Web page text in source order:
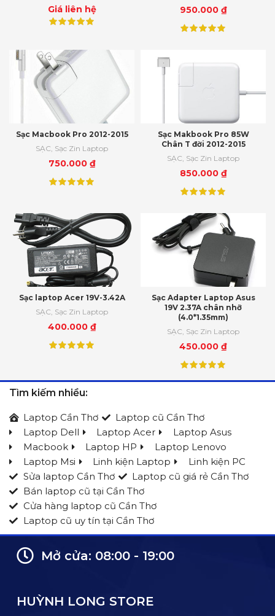
Giá liên hệ 950.000 ₫
Sạc Macbook Pro 2012-2015
SẠC Sạc Zin Laptop
750.000 ₫
Sạc Makbook Pro 85W
Chân T đời 2012-2015
SẠC Sạc Zin Laptop
850.000 ₫
Sạc laptop Acer 19V-3.42A
SẠC Sạc Zin Laptop
400.000 ₫
Sạc Adapter Laptop Asus
19V 2.37A chân nhỡ
(4.0*1.35mm)
SẠC Sạc Zin Laptop
450.000 ₫
Tìm kiếm nhiều:
Laptop Cần Thơ
Laptop cũ Cần Thơ
Laptop Dell
Laptop Acer
Laptop Asus
Macbook
Laptop HP
Laptop Lenovo
Laptop Msi
Linh kiện Laptop
Linh kiện PC
Sửa laptop Cần Thơ
Laptop cũ giá rẻ Cần Thơ
Bán laptop cũ tại Cần Thơ
Cửa hàng laptop cũ Cần Thơ
Laptop cũ uy tín tại Cần Thơ
Mở cửa: 08:00 - 19:00
HUỲNH LONG STORE